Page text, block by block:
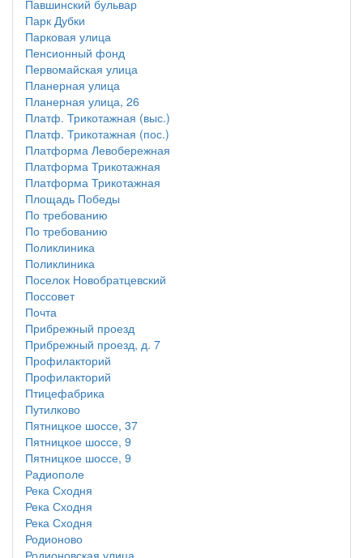
Павшинский бульвар
Парк Дубки
Парковая улица
Пенсионный фонд
Первомайская улица
Планерная улица
Планерная улица, 26
Платф. Трикотажная (выс.)
Платф. Трикотажная (пос.)
Платформа Левобережная
Платформа Трикотажная
Платформа Трикотажная
Площадь Победы
По требованию
По требованию
Поликлиника
Поликлиника
Поселок Новобратцевский
Поссовет
Почта
Прибрежный проезд
Прибрежный проезд, д. 7
Профилакторий
Профилакторий
Птицефабрика
Путилково
Пятницкое шоссе, 37
Пятницкое шоссе, 9
Пятницкое шоссе, 9
Радиополе
Река Сходня
Река Сходня
Река Сходня
Родионово
Родионовская улица